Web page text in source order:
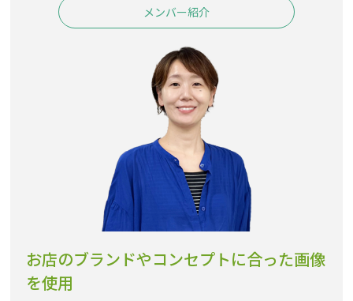
メンバー紹介
お店のブランドやコンセプトに合った画像
を使用